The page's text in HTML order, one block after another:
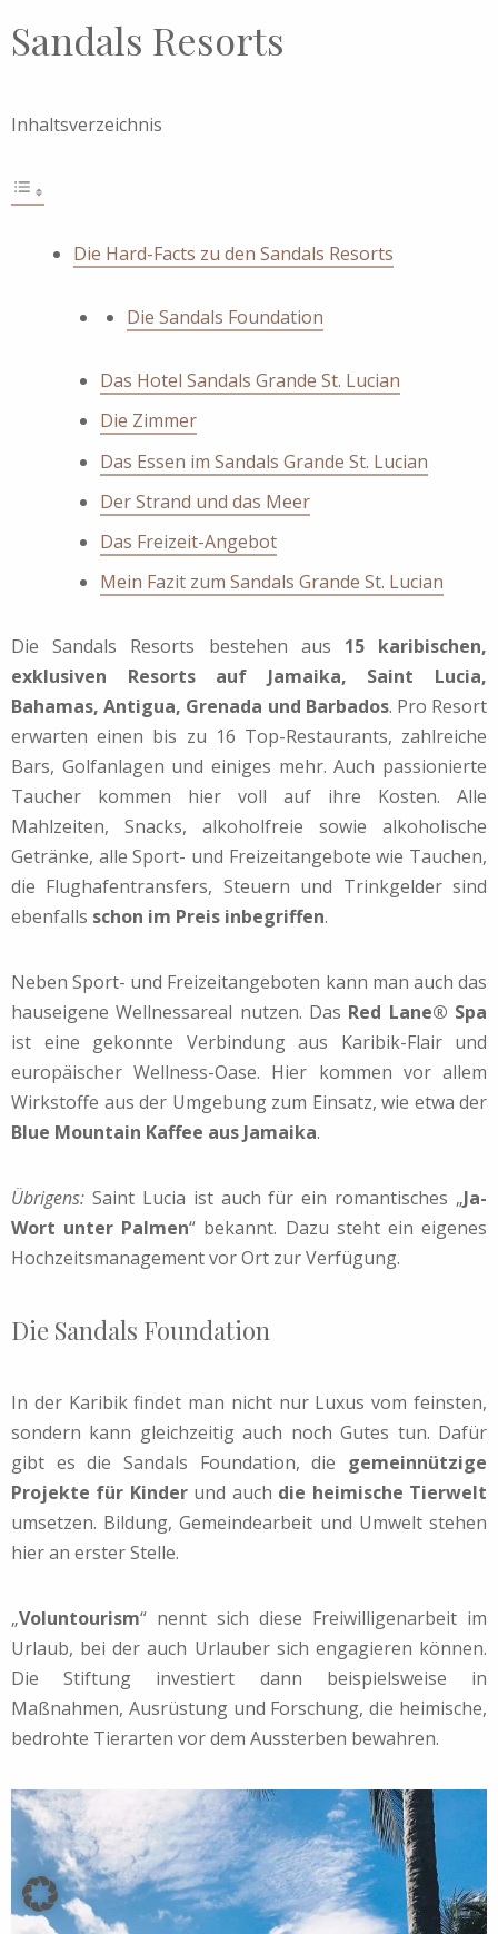
Sandals Resorts
Inhaltsverzeichnis
Die Hard-Facts zu den Sandals Resorts
Die Sandals Foundation
Das Hotel Sandals Grande St. Lucian
Die Zimmer
Das Essen im Sandals Grande St. Lucian
Der Strand und das Meer
Das Freizeit-Angebot
Mein Fazit zum Sandals Grande St. Lucian
Die Sandals Resorts bestehen aus 15 karibischen,
exklusiven Resorts auf Jamaika, Saint Lucia,
Bahamas, Antigua, Grenada und Barbados. Pro Resort
erwarten einen bis zu 16 Top-Restaurants, zahlreiche
Bars, Golfanlagen und einiges mehr. Auch passionierte
Taucher kommen hier voll auf ihre Kosten. Alle
Mahlzeiten, Snacks, alkoholfreie sowie alkoholische
Getränke, alle Sport- und Freizeitangebote wie Tauchen,
die Flughafentransfers, Steuern und Trinkgelder sind
ebenfalls schon im Preis inbegriffen.
Neben Sport- und Freizeitangeboten kann man auch das
hauseigene Wellnessareal nutzen. Das Red Lane® Spa
ist eine gekonnte Verbindung aus Karibik-Flair und
europäischer Wellness-Oase. Hier kommen vor allem
Wirkstoffe aus der Umgebung zum Einsatz, wie etwa der
Blue Mountain Kaffee aus Jamaika.
Übrigens: Saint Lucia ist auch für ein romantisches „Ja-
Wort unter Palmen“ bekannt. Dazu steht ein eigenes
Hochzeitsmanagement vor Ort zur Verfügung.
Die Sandals Foundation
In der Karibik findet man nicht nur Luxus vom feinsten,
sondern kann gleichzeitig auch noch Gutes tun. Dafür
gibt es die Sandals Foundation, die gemeinnützige
Projekte für Kinderund auch die heimische Tierwelt
umsetzen. Bildung, Gemeindearbeit und Umwelt stehen
hier an erster Stelle.
„Voluntourism“ nennt sich diese Freiwilligenarbeit im
Urlaub, bei der auch Urlauber sich engagieren können.
Die Stiftung investiert dann beispielsweise in
Maßnahmen, Ausrüstung und Forschung, die heimische,
bedrohte Tierarten vor dem Aussterben bewahren.